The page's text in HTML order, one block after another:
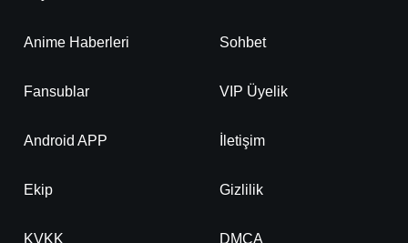
Anime Haberleri Sohbet
Fansublar VIP Üyelik
Android APP İletişim
Ekip Gizlilik
KVKK DMCA